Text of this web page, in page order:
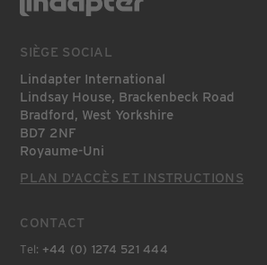
SIÈGE SOCIAL
Lindapter International
Lindsay House, Brackenbeck Road
Bradford, West Yorkshire
BD7 2NF
Royaume-Uni
PLAN D’ACCÈS ET INSTRUCTIONS
CONTACT
Tel: +44 (0) 1274 521 444